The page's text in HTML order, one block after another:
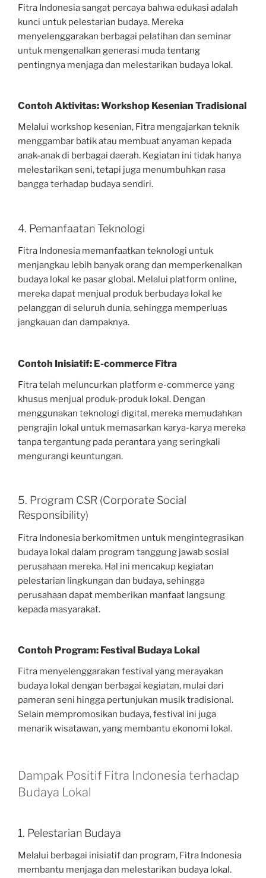
Fitra Indonesia sangat percaya bahwa edukasi adalah
kunci untuk pelestarian budaya. Mereka
menyelenggarakan berbagai pelatihan dan seminar
untuk mengenalkan generasi muda tentang
pentingnya menjaga dan melestarikan budaya lokal.
Contoh Aktivitas: Workshop Kesenian Tradisional
Melalui workshop kesenian, Fitra mengajarkan teknik
menggambar batik atau membuat anyaman kepada
anak-anak di berbagai daerah. Kegiatan ini tidak hanya
melestarikan seni, tetapi juga menumbuhkan rasa
bangga terhadap budaya sendiri.
4. Pemanfaatan Teknologi
Fitra Indonesia memanfaatkan teknologi untuk
menjangkau lebih banyak orang dan memperkenalkan
budaya lokal ke pasar global. Melalui platform online,
mereka dapat menjual produk berbudaya lokal ke
pelanggan di seluruh dunia, sehingga memperluas
jangkauan dan dampaknya.
Contoh Inisiatif: E-commerce Fitra
Fitra telah meluncurkan platform e-commerce yang
khusus menjual produk-produk lokal. Dengan
menggunakan teknologi digital, mereka memudahkan
pengrajin lokal untuk memasarkan karya-karya mereka
tanpa tergantung pada perantara yang seringkali
mengurangi keuntungan.
5. Program CSR (Corporate Social
Responsibility)
Fitra Indonesia berkomitmen untuk mengintegrasikan
budaya lokal dalam program tanggung jawab sosial
perusahaan mereka. Hal ini mencakup kegiatan
pelestarian lingkungan dan budaya, sehingga
perusahaan dapat memberikan manfaat langsung
kepada masyarakat.
Contoh Program: Festival Budaya Lokal
Fitra menyelenggarakan festival yang merayakan
budaya lokal dengan berbagai kegiatan, mulai dari
pameran seni hingga pertunjukan musik tradisional.
Selain mempromosikan budaya, festival ini juga
menarik wisatawan, yang membantu ekonomi lokal.
Dampak Positif Fitra Indonesia terhadap
Budaya Lokal
1. Pelestarian Budaya
Melalui berbagai inisiatif dan program, Fitra Indonesia
membantu menjaga dan melestarikan budaya lokal.